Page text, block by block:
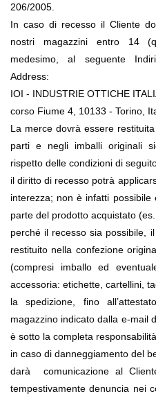
206/2005.
In caso di recesso il Cliente
nostri magazzini entro 14
medesimo, al seguente
Address:
IOI - INDUSTRIE OTTICHE
corso Fiume 4, 10133 - Torino,
La merce dovrà essere
parti e negli imballi originali
rispetto delle condizioni di
il diritto di recesso potrà
interezza; non è infatti
parte del prodotto acquistato
perché il recesso sia possibile,
restituito nella confezione
(compresi imballo ed
accessoria: etichette, cartellini,
la spedizione, fino
magazzino indicato dalla e-mail
è sotto la completa
in caso di danneggiamento del
darà  comunicazione al
tempestivamente denuncia nei